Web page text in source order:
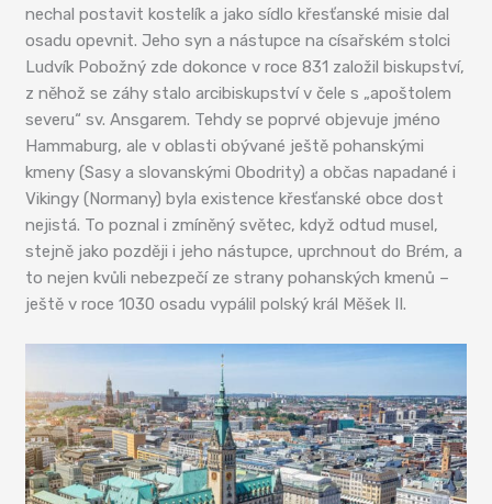
nechal postavit kostelík a jako sídlo křesťanské misie dal
osadu opevnit. Jeho syn a nástupce na císařském stolci
Ludvík Pobožný zde dokonce v roce 831 založil biskupství,
z něhož se záhy stalo arcibiskupství v čele s „apoštolem
severu“ sv. Ansgarem. Tehdy se poprvé objevuje jméno
Hammaburg, ale v oblasti obývané ještě pohanskými
kmeny (Sasy a slovanskými Obodrity) a občas napadané i
Vikingy (Normany) byla existence křesťanské obce dost
nejistá. To poznal i zmíněný světec, když odtud musel,
stejně jako později i jeho nástupce, uprchnout do Brém, a
to nejen kvůli nebezpečí ze strany pohanských kmenů –
ještě v roce 1030 osadu vypálil polský král Měšek II.